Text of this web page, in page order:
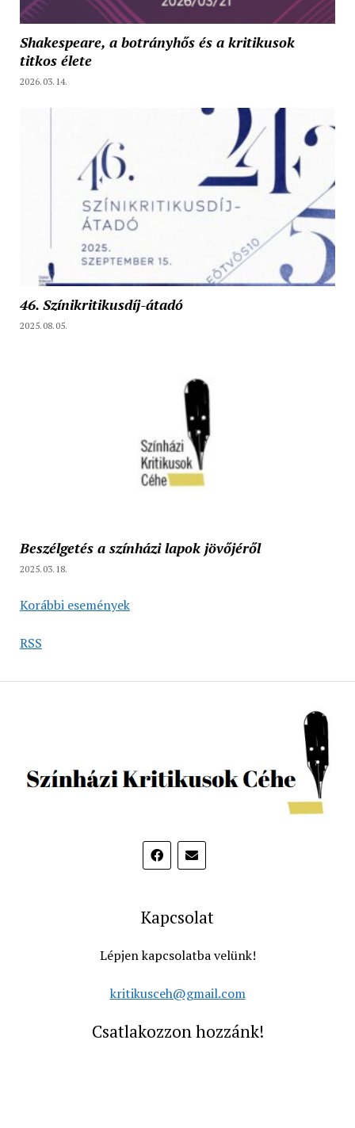
Shakespeare, a botrányhős és a kritikusok
titkos élete
2026.03.14.
46. Színikritikusdíj-átadó
2025.08.05.
Beszélgetés a színházi lapok jövőjéről
2025.03.18.
Korábbi események
RSS
Kapcsolat
Lépjen kapcsolatba velünk!
kritikusceh@gmail.com
Csatlakozzon hozzánk!